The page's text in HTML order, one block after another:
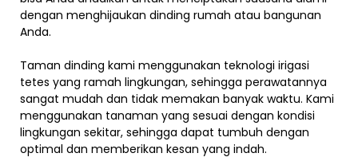
dengan menghijaukan dinding rumah atau bangunan
Anda.
Taman dinding kami menggunakan teknologi irigasi
tetes yang ramah lingkungan, sehingga perawatannya
sangat mudah dan tidak memakan banyak waktu. Kami
menggunakan tanaman yang sesuai dengan kondisi
lingkungan sekitar, sehingga dapat tumbuh dengan
optimal dan memberikan kesan yang indah.